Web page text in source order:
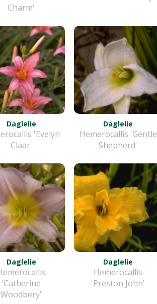
Charm'
Daglelie
'Evelyn
Claar'
Daglelie
Hemerocallis 'Gentle
Shepherd'
Daglelie
'Catherine
Woodbery'
Daglelie
Hemerocallis
'Preston John'